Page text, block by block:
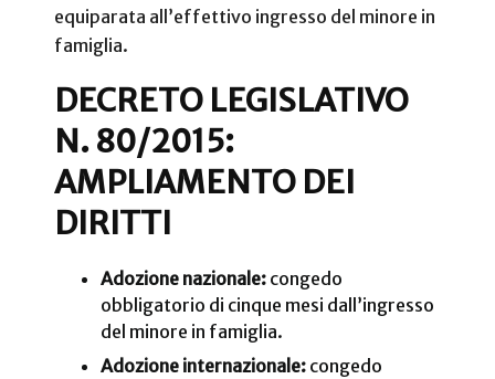
equiparata all’effettivo ingresso del minore in
famiglia.
DECRETO LEGISLATIVO
N. 80/2015:
AMPLIAMENTO DEI
DIRITTI
Adozione nazionale:congedo
obbligatorio di cinque mesi dall’ingresso
del minore in famiglia.
Adozione internazionale:congedo